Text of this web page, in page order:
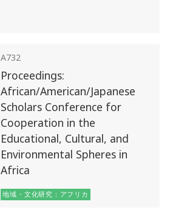
A732
Proceedings:
African/American/Japanese
Scholars Conference for
Cooperation in the
Educational, Cultural, and
Environmental Spheres in
Africa
地域・文化研究：アフリカ